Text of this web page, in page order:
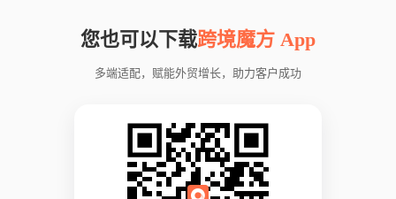
您也可以下载跨境魔方 App
多端适配，赋能外贸增长，助力客户成功